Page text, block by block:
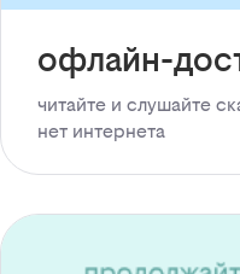
офлайн-
читайте и слушайте
нет интернета